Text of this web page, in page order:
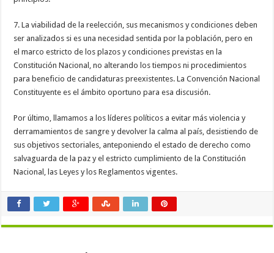
7. La viabilidad de la reelección, sus mecanismos y condiciones deben
ser analizados si es una necesidad sentida por la población, pero en
el marco estricto de los plazos y condiciones previstas en la
Constitución Nacional, no alterando los tiempos ni procedimientos
para beneficio de candidaturas preexistentes. La Convención Nacional
Constituyente es el ámbito oportuno para esa discusión.
Por último, llamamos a los líderes políticos a evitar más violencia y
derramamientos de sangre y devolver la calma al país, desistiendo de
sus objetivos sectoriales, anteponiendo el estado de derecho como
salvaguarda de la paz y el estricto cumplimiento de la Constitución
Nacional, las Leyes y los Reglamentos vigentes.